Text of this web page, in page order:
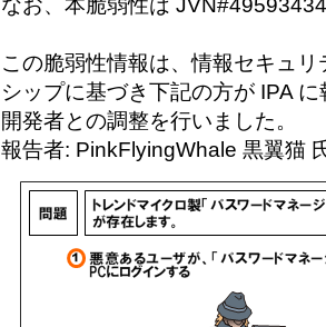
なお、本脆弱性は
この脆弱性情報は、情報セキュ
シップに基づき下記の方が IPA
開発者との調整を行いました。
報告者: PinkFlyingWhale 黒翼猫